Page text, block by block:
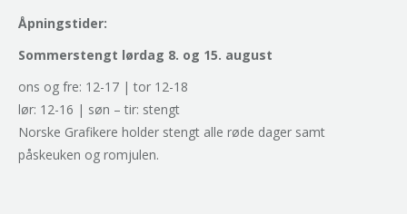
Åpningstider:
Sommerstengt lørdag 8. og 15. august
ons og fre: 12-17 | tor 12-18
lør: 12-16 | søn – tir: stengt
Norske Grafikere holder stengt alle røde dager samt
påskeuken og romjulen.